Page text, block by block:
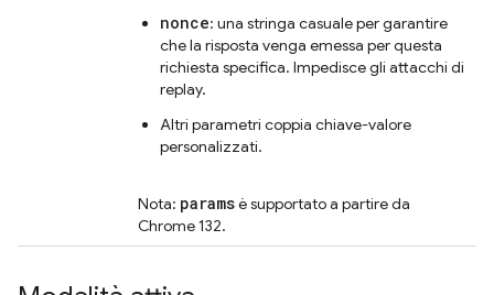
nonce: una stringa casuale per garantire
che la risposta venga emessa per questa
richiesta specifica. Impedisce gli attacchi di
replay.
Altri parametri coppia chiave-valore
personalizzati.
Nota: paramsè supportato a partire da
Chrome 132.